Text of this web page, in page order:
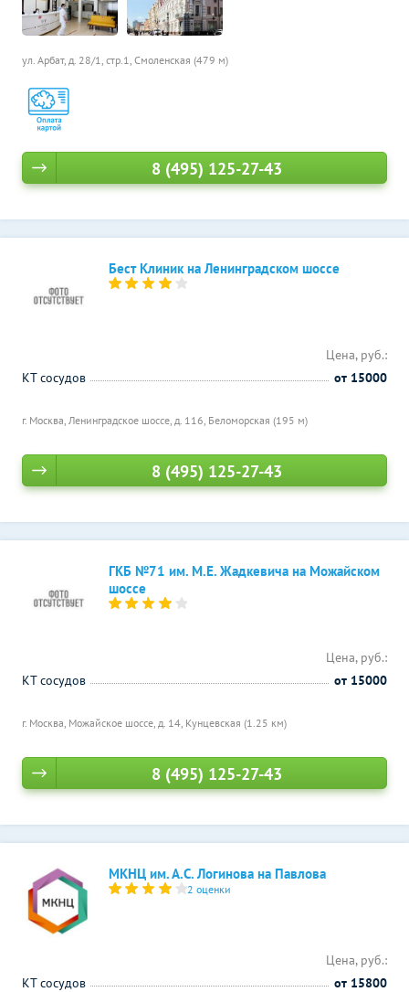
ул. Арбат, д. 28/1, стр.1, Смоленская (479 м)
8 (495) 125-27-43
Бест Клиник на Ленинградском шоссе
г. Москва, Ленинградское шоссе, д. 116, Беломорская (195 м)
Цена, руб.:
КТ сосудов
от 15000
8 (495) 125-27-43
ГКБ №71 им. М.Е. Жадкевича на Можайском
шоссе
г. Москва, Можайское шоссе, д. 14, Кунцевская (1.25 км)
Цена, руб.:
КТ сосудов
от 15000
8 (495) 125-27-43
МКНЦ им. А.С. Логинова на Павлова
2 оценки
Цена, руб.:
КТ сосудов
от 15800